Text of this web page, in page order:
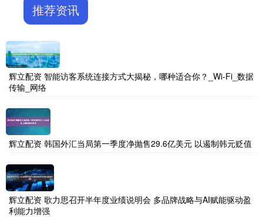
推荐资讯
辉立配资 智能访客系统连接方式大揭秘，哪种适合你？_Wi-Fi_数据
传输_网络
辉立配资 韩国外汇当局第一季度净抛售29.6亿美元 以遏制韩元贬值
辉立配资 歌力思召开半年度业绩说明会 多品牌战略与AI赋能驱动盈
利能力增强